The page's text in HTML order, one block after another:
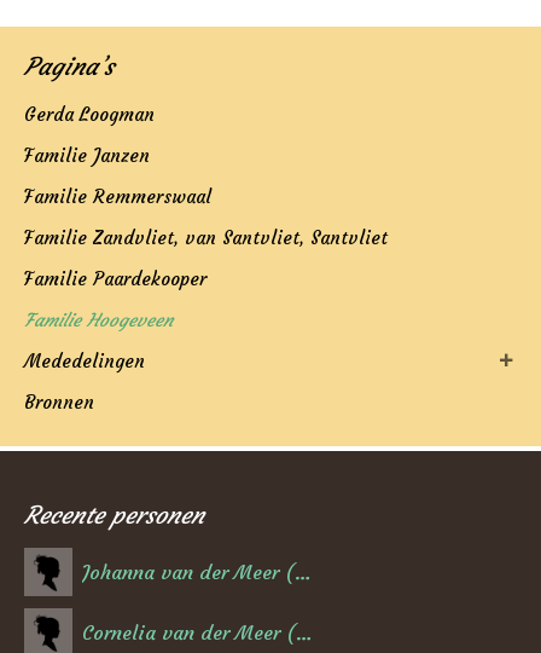
Pagina’s
Gerda Loogman
Familie Janzen
Familie Remmerswaal
Familie Zandvliet, van Santvliet, Santvliet
Familie Paardekooper
Familie Hoogeveen
Mededelingen
Bronnen
Recente personen
Johanna van der Meer (06-02-1884)
Cornelia van der Meer (17-02-1882)